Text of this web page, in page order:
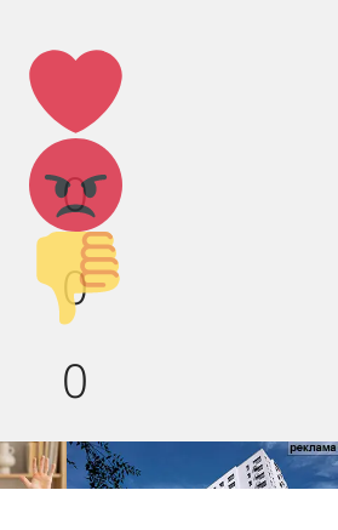
Лайк!
0
Агрессия!
0
Палец
вниз!
0